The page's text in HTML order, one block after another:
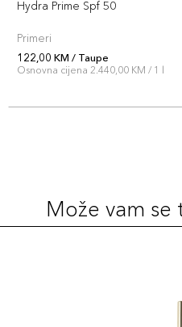
Hydra Prime Spf 50
Primeri
122,00 KM / Taupe
Osnovna cijena 2.440,00 KM / 1 l
Može vam